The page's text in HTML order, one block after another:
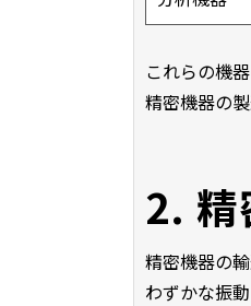
これらの機
精密機器の
2. 精
精密機器の
わずかな振